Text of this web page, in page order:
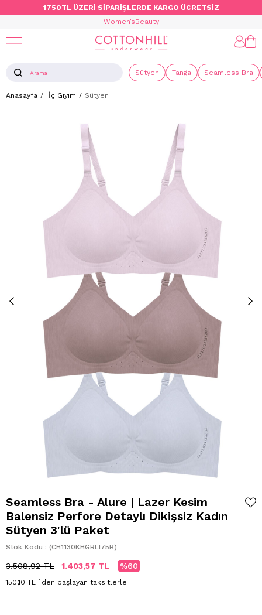
1750TL ÜZERİ SİPARİŞLERDE KARGO ÜCRETSİZ
Women’sBeauty
Sütyen Tanga Seamless Bra
Anasayfa İç Giyim Sütyen
Seamless Bra - Alure | Lazer Kesim
Balensiz Perfore Detaylı Dikişsiz Kadın
Sütyen 3'lü Paket
Stok Kodu (CH1130KHGRLI75B)
3.508,92 TL 1.403,57 TL 60
150,10 TL `den başlayan taksitlerle